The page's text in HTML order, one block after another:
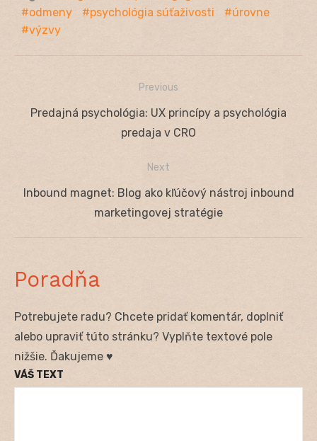
odmeny
psychológia súťaživosti
úrovne
výzvy
Navigácia
Previous
Previous
Predajná psychológia: UX princípy a psychológia
predaja v CRO
Next
Next
Inbound magnet: Blog ako kľúčový nástroj inbound
marketingovej stratégie
Poradňa
Potrebujete radu? Chcete pridať komentár, doplniť
alebo upraviť túto stránku? Vyplňte textové pole
nižšie. Ďakujeme ♥
VÁŠ TEXT